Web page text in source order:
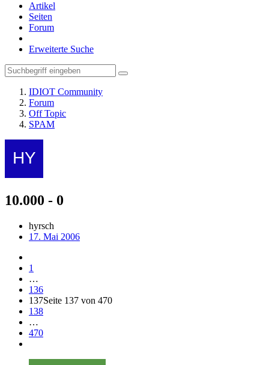
Artikel
Seiten
Forum
Erweiterte Suche
IDIOT Community
Forum
Off Topic
SPAM
10.000 - 0
hyrsch
17. Mai 2006
1
…
136
137Seite 137 von 470
138
…
470